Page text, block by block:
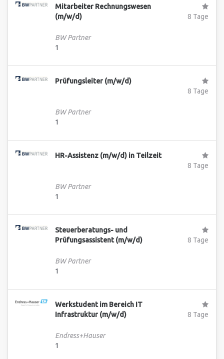
Mitarbeiter Rechnungswesen
(m/w/d)
BW Partner
1
8 Tage
Prüfungsleiter (m/w/d)
BW Partner
1
8 Tage
HR-Assistenz (m/w/d) in Teilzeit
BW Partner
1
8 Tage
Steuerberatungs- und
Prüfungsassistent (m/w/d)
BW Partner
1
8 Tage
Werkstudent im Bereich IT
Infrastruktur (m/w/d)
Endress+Hauser
1
8 Tage